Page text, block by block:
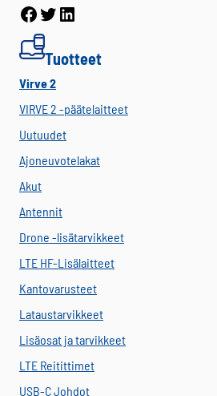
Twitter
Tuotteet
Virve 2
VIRVE 2 -päätelaitteet
Uutuudet
Ajoneuvotelakat
Akut
Antennit
Drone -lisätarvikkeet
LTE HF-Lisälaitteet
Kantovarusteet
Lataustarvikkeet
Lisäosat ja tarvikkeet
LTE Reitittimet
USB-C Johdot